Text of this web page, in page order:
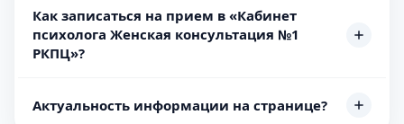
Как записаться на прием в «Кабинет
психолога Женская консультация №1
РКПЦ»?
Актуальность информации на странице?